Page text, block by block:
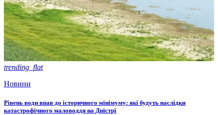
trending_flat
Новини
Рівень води впав до історичного мінімуму: які будуть наслідки
катастрофічного маловоддя на Дністрі